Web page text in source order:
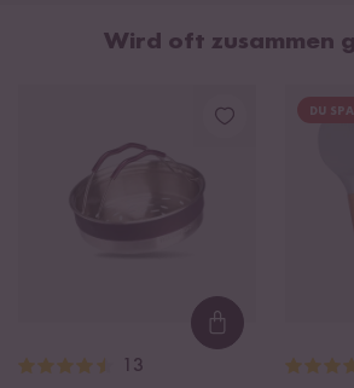
Wird oft zusammen
Loading...
13
DU